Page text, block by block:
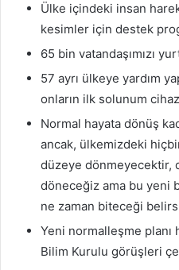
Ülke içindeki insan
kesimler için destek
65 bin vatandaşımızı
57 ayrı ülkeye yardım
onların ilk solunum
Normal hayata dönüş
ancak, ülkemizdeki
düzeye dönmeyecektir,
döneceğiz ama bu yeni
ne zaman biteceği
Yeni normalleşme planı
Bilim Kurulu görüşleri